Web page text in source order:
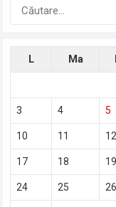
Caută
după:
L Ma
3 4 5
10 11 12
17 18 19
24 25 26